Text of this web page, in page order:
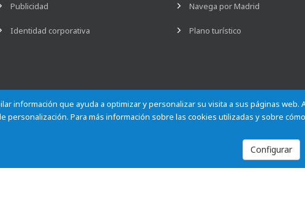
información que ayuda a optimizar y personalizar su visita a sus páginas
personalización. Para más información sobre las cookies utilizadas y sobre
Configurar
Publicidad
Identidad corporativa
Navega por Madrid
Plano turístico